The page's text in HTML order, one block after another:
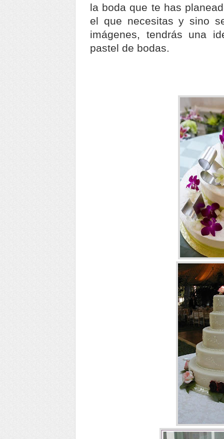
la boda que te has
el que necesitas y sino
imágenes, tendrás una
pastel de bodas.